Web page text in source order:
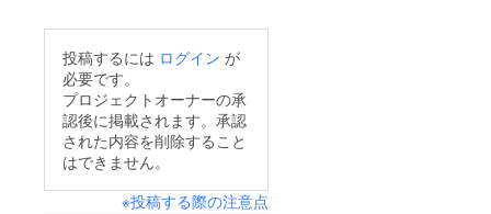
投稿するには ログイン が
必要です。
プロジェクトオーナーの承
認後に掲載されます。承認
された内容を削除すること
はできません。
※投稿する際の注意点